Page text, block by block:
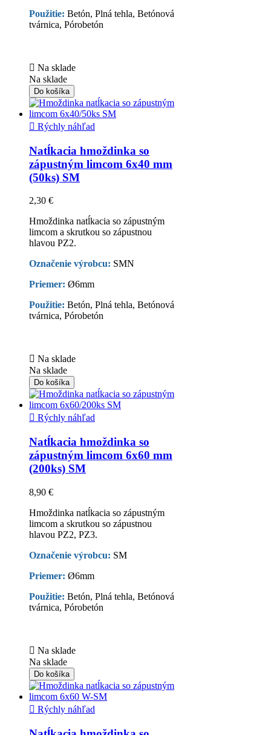
Použitie: Betón, Plná tehla, Betónová
tvárnica, Pórobetón
 Na sklade
Na sklade
Do košíka
 Rýchly náhľad
Natĺkacia hmoždinka so
zápustným limcom 6x40 mm
(50ks) SM
2,30 €
Hmoždinka natĺkacia so zápustným
limcom a skrutkou so zápustnou
hlavou PZ2.
Označenie výrobcu: SMN
Priemer: Ø6mm
Použitie: Betón, Plná tehla, Betónová
tvárnica, Pórobetón
 Na sklade
Na sklade
Do košíka
 Rýchly náhľad
Natĺkacia hmoždinka so
zápustným limcom 6x60 mm
(200ks) SM
8,90 €
Hmoždinka natĺkacia so zápustným
limcom a skrutkou so zápustnou
hlavou PZ2, PZ3.
Označenie výrobcu: SM
Priemer: Ø6mm
Použitie: Betón, Plná tehla, Betónová
tvárnica, Pórobetón
 Na sklade
Na sklade
Do košíka
 Rýchly náhľad